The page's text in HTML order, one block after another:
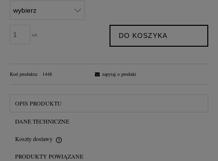
szt. DO KOSZYKA
Kod produktu: 1448 zapytaj o produkt
OPIS PRODUKTU
DANE TECHNICZNE
Koszty dostawy
Cena nie zawiera ewentualnych kosztów płatności
PRODUKTY POWIĄZANE